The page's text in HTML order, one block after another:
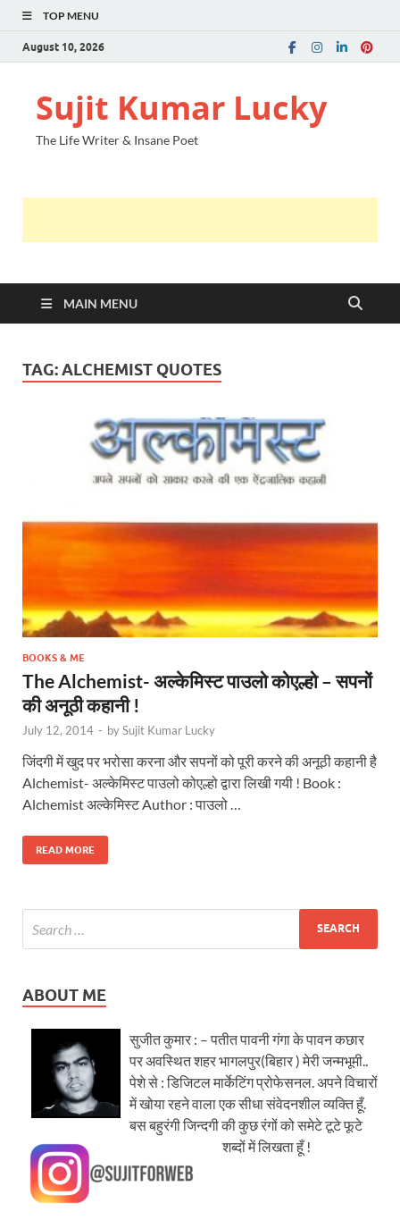
TOP MENU
August 10, 2026
Sujit Kumar Lucky
The Life Writer & Insane Poet
MAIN MENU
TAG:ALCHEMIST QUOTES
BOOKS & ME
The Alchemist- अल्केमिस्ट पाउलो कोएल्हो – सपनों
की अनूठी कहानी !
July 12, 2014 - bySujit Kumar Lucky
जिंदगी में खुद पर भरोसा करना और सपनों को पूरी करने की अनूठी कहानी है
Alchemist- अल्केमिस्ट पाउलो कोएल्हो द्वारा लिखी गयी ! Book :
Alchemist अल्केमिस्ट Author : पाउलो …
READ MORE
ABOUT ME
सुजीत कुमार : – पतीत पावनी गंगा के पावन कछार
पर अवस्थित शहर भागलपुर(बिहार ) मेरी जन्मभूमी..
पेशे से : डिजिटल मार्केटिंग प्रोफेसनल. अपने विचारों
में खोया रहने वाला एक सीधा संवेदनशील व्यक्ति हूँ.
बस बहुरंगी जिन्दगी की कुछ रंगों को समेटे टूटे फूटे
शब्दों में लिखता हूँ !